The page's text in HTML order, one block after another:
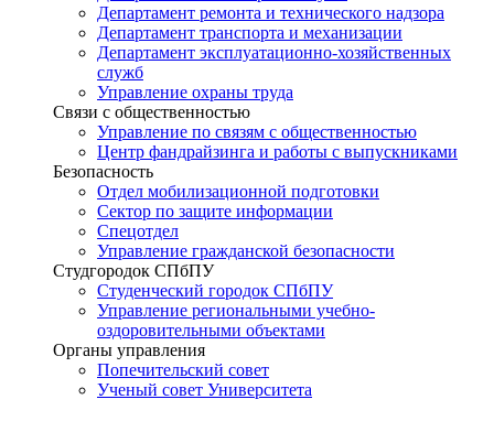
Департамент ремонта и технического надзора
Департамент транспорта и механизации
Департамент эксплуатационно-хозяйственных
служб
Управление охраны труда
Связи с общественностью
Управление по связям с общественностью
Центр фандрайзинга и работы с выпускниками
Безопасность
Отдел мобилизационной подготовки
Сектор по защите информации
Спецотдел
Управление гражданской безопасности
Студгородок СПбПУ
Студенческий городок СПбПУ
Управление региональными учебно-
оздоровительными объектами
Органы управления
Попечительский совет
Ученый совет Университета